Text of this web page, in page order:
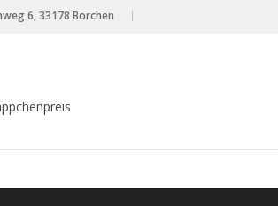
6, 33178 Borchen